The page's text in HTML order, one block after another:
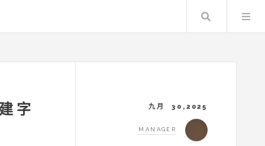
Search
字
九月 30,2025
MANAGER